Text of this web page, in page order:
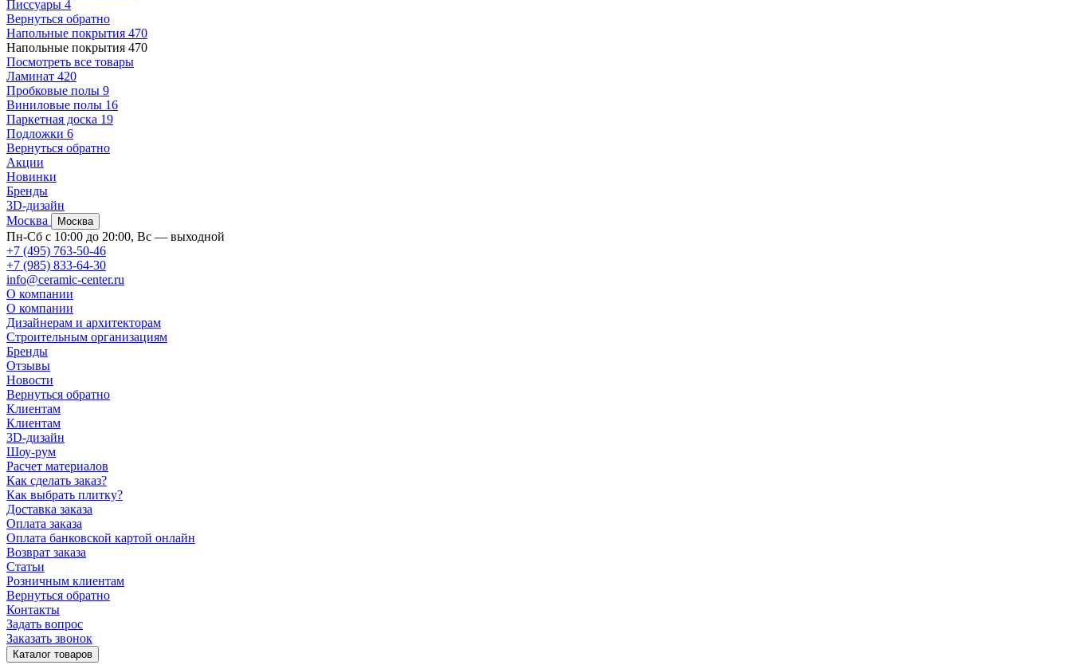
Писсуары 4
Вернуться обратно
Напольные покрытия 470
Напольные покрытия 470
Посмотреть все товары
Ламинат 420
Пробковые полы 9
Виниловые полы 16
Паркетная доска 19
Подложки 6
Вернуться обратно
Акции
Новинки
Бренды
3D-дизайн
Москва
Москва
Пн-Сб с 10:00 до 20:00, Вс — выходной
+7 (495) 763-50-46
+7 (985) 833-64-30
info@ceramic-center.ru
О компании
О компании
Дизайнерам и архитекторам
Строительным организациям
Бренды
Отзывы
Новости
Вернуться обратно
Клиентам
Клиентам
3D-дизайн
Шоу-рум
Расчет материалов
Как сделать заказ?
Как выбрать плитку?
Доставка заказа
Оплата заказа
Оплата банковской картой онлайн
Возврат заказа
Статьи
Розничным клиентам
Вернуться обратно
Контакты
Задать вопрос
Заказать звонок
Каталог товаров